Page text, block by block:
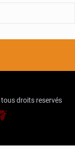
tous droits reservés